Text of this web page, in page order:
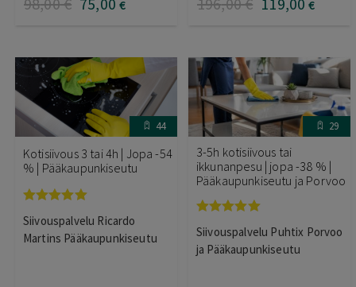
€ €
44
Kotisiivous 3 tai 4h | Jopa -54
% | Pääkaupunkiseutu
tuotteesta:
5.00/ 5
Siivouspalvelu Ricardo
Martins Pääkaupunkiseutu
29
3-5h kotisiivous tai
ikkunanpesu | jopa -38 % |
Pääkaupunkiseutu ja Porvoo
tuotteesta:
5.00/ 5
Siivouspalvelu Puhtix Porvoo
ja Pääkaupunkiseutu